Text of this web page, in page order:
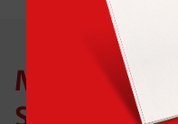
Mehr
Sanierung